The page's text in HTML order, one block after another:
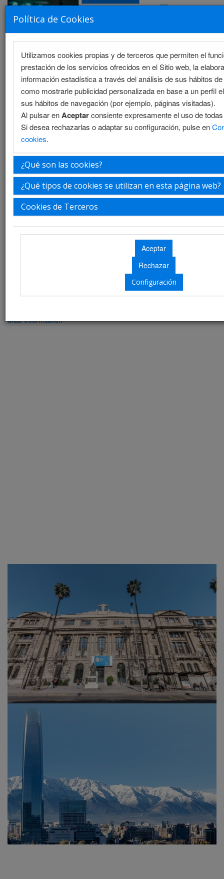
Política de Cookies
Utilizamos cookies propias y de terceros que permiten el
prestación de los servicios ofrecidos en el Sitio web, la
información estadística a través del análisis de sus hábitos
como mostrarle publicidad personalizada en base a un perfil
sus hábitos de navegación (por ejemplo, páginas visitadas).
Al pulsar enAceptarconsiente expresamente el uso de
Si desea rechazarlas o adaptar su configuración, pulse en
cookies.
¿Qué son las cookies?
¿Qué tipos de cookies se utilizan en esta página web?
Cookies de Terceros
Configuración
MENU
Presentación
La ciudad
La sede
Información general
iEvents
Más Información